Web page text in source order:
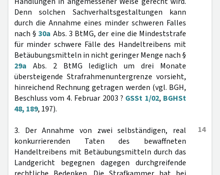
Denn solchen Sachverhaltsgestaltungen kann
durch die Annahme eines minder schweren Falles
nach §30a Abs. 3 BtMG, der eine die Mindeststrafe
für minder schwere Fälle des Handeltreibens mit
Betäubungsmitteln in nicht geringer Menge nach §
29a Abs. 2 BtMG lediglich um drei Monate
übersteigende Strafrahmenuntergrenze vorsieht,
hinreichend Rechnung getragen werden (vgl. BGH,
Beschluss vom 4. Februar 2003 ? GSSt 1/02, BGHSt
48, 189, 197).
14
3. Der Annahme von zwei selbständigen, real
konkurrierenden Taten des bewaffneten
Handeltreibens mit Betäubungsmitteln durch das
Landgericht begegnen dagegen durchgreifende